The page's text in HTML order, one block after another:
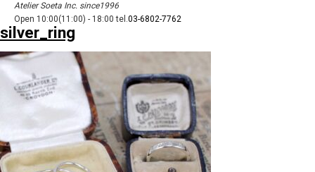
Atelier Soeta Inc. since1996
Open 10:00(11:00) - 18:00 tel.03-6802-7762
silver_ring